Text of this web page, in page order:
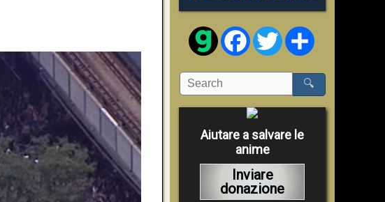
FacebookTwitter
🔍
Aiutare a salvare le
anime
Inviare
donazione